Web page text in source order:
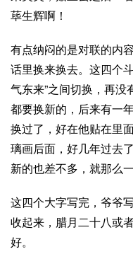
荜生辉啊！
有点纳闷的是对联的内
话里换来换去。这四个
气东来”之间切换，再
都要换新的，后来有一
换过了，好在他贴在里
璃画后面，好几年过去
新的也差不多，就那么一
这四个大字写完，爷爷
收起来， 腊月二十八或
好。